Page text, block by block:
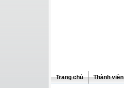
Trang chủ Thành viên